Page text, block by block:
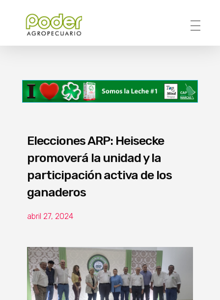
Elecciones ARP: Heisecke
promoverá la unidad y la
participación activa de los
ganaderos
abril 27, 2024